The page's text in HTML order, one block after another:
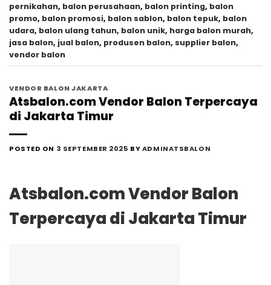
pernikahan, balon perusahaan, balon printing, balon
promo, balon promosi, balon sablon, balon tepuk, balon
udara, balon ulang tahun, balon unik, harga balon murah,
jasa balon, jual balon, produsen balon, supplier balon,
vendor balon
VENDOR BALON JAKARTA
Atsbalon.com Vendor Balon Terpercaya
di Jakarta Timur
POSTED ON 3 SEPTEMBER 2025 BYADMINATSBALON
Atsbalon.com Vendor Balon
Terpercaya di Jakarta Timur